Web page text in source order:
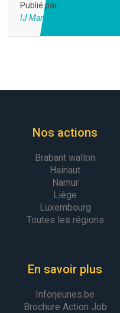
Publié par
IJ Marche
Nos actions
Brabant wallon
Hainaut
Namur
Liège
Luxembourg
Toutes les régions
En savoir plus
Inforjeunes.be
Brochure Action Job